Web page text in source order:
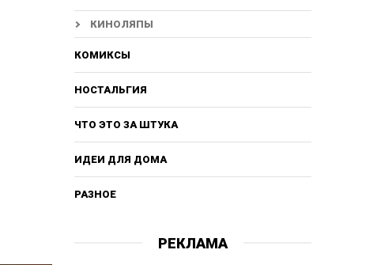
КИНОЛЯПЫ
КОМИКСЫ
НОСТАЛЬГИЯ
ЧТО ЭТО ЗА ШТУКА
ИДЕИ ДЛЯ ДОМА
РАЗНОЕ
РЕКЛАМА